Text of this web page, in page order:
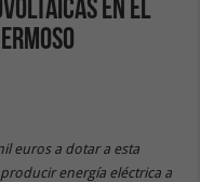
en el
euros a dotar a esta
energía eléctrica a